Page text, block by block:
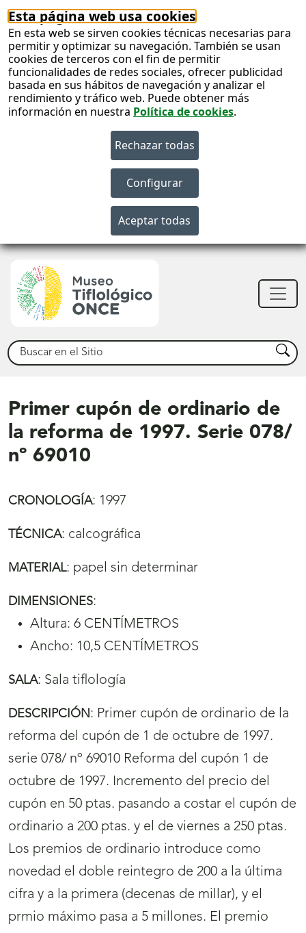
Esta página web usa cookies
En esta web se sirven cookies técnicas necesarias para
permitir y optimizar su navegación. También se usan
cookies de terceros con el fin de permitir
funcionalidades de redes sociales, ofrecer publicidad
basada en sus hábitos de navegación y analizar el
rendimiento y tráfico web. Puede obtener más
información en nuestra Política de cookies.
Buscar Buscar
Primer cupón de ordinario de
la reforma de 1997. Serie 078/
nº 69010
CRONOLOGÍA: 1997
TÉCNICA: calcográfica
MATERIAL: papel sin determinar
DIMENSIONES:
Altura: 6 CENTÍMETROS
Ancho: 10,5 CENTÍMETROS
SALA: Sala tiflología
DESCRIPCIÓN: Primer cupón de ordinario de la
reforma del cupón de 1 de octubre de 1997.
serie 078/ nº 69010 Reforma del cupón 1 de
octubre de 1997. Incremento del precio del
cupón en 50 ptas. pasando a costar el cupón de
ordinario a 200 ptas. y el de viernes a 250 ptas.
Los premios de ordinario introduce como
novedad el doble reintegro de 200 a la última
cifra y a la primera (decenas de millar), y el
prmio máximo pasa a 5 millones. El premio